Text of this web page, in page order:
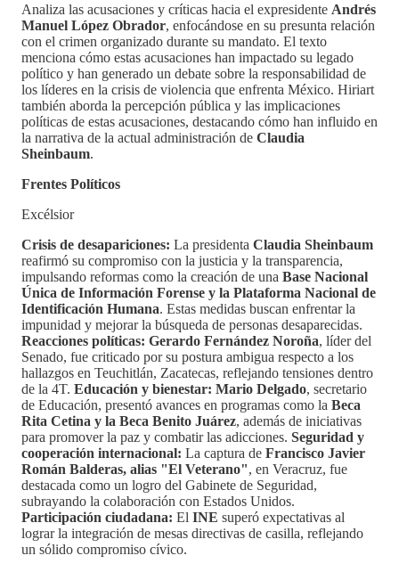
Analiza las acusaciones y críticas hacia el expresidente Andrés
Manuel López Obrador, enfocándose en su presunta relación
con el crimen organizado durante su mandato. El texto
menciona cómo estas acusaciones han impactado su legado
político y han generado un debate sobre la responsabilidad de
los líderes en la crisis de violencia que enfrenta México. Hiriart
también aborda la percepción pública y las implicaciones
políticas de estas acusaciones, destacando cómo han influido en
la narrativa de la actual administración de Claudia
Sheinbaum.
Frentes Políticos
Excélsior
Crisis de desapariciones: La presidenta Claudia Sheinbaum
reafirmó su compromiso con la justicia y la transparencia,
impulsando reformas como la creación de una Base Nacional
Única de Información Forense y la Plataforma Nacional de
Identificación Humana. Estas medidas buscan enfrentar la
impunidad y mejorar la búsqueda de personas desaparecidas.
Reacciones políticas: Gerardo Fernández Noroña, líder del
Senado, fue criticado por su postura ambigua respecto a los
hallazgos en Teuchitlán, Zacatecas, reflejando tensiones dentro
de la 4T. Educación y bienestar: Mario Delgado, secretario
de Educación, presentó avances en programas como la Beca
Rita Cetina y la Beca Benito Juárez, además de iniciativas
para promover la paz y combatir las adicciones. Seguridad y
cooperación internacional: La captura de Francisco Javier
Román Balderas, alias "El Veterano", en Veracruz, fue
destacada como un logro del Gabinete de Seguridad,
subrayando la colaboración con Estados Unidos.
Participación ciudadana: El INE superó expectativas al
lograr la integración de mesas directivas de casilla, reflejando
un sólido compromiso cívico.